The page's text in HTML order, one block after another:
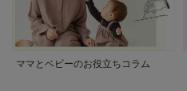
ママとベビーのお役立ちコラム